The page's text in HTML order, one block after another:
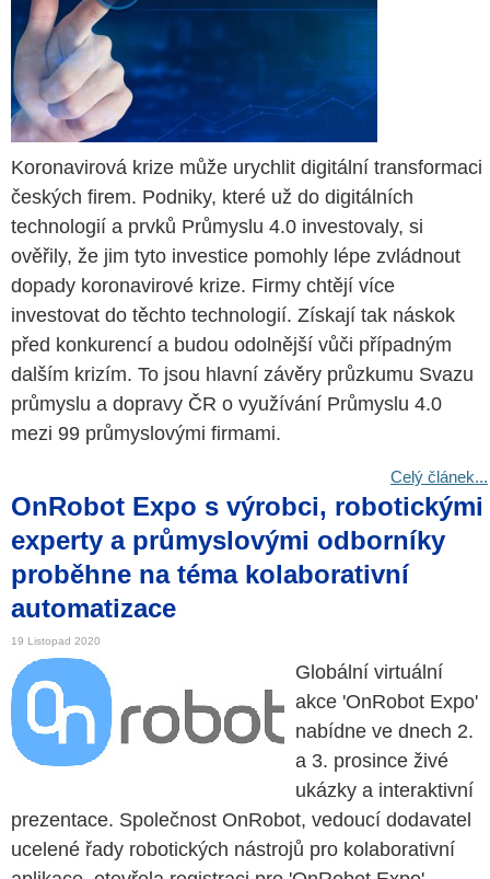
Koronavirová krize může urychlit digitální transformaci
českých firem. Podniky, které už do digitálních
technologií a prvků Průmyslu 4.0 investovaly, si
ověřily, že jim tyto investice pomohly lépe zvládnout
dopady koronavirové krize. Firmy chtějí více
investovat do těchto technologií. Získají tak náskok
před konkurencí a budou odolnější vůči případným
dalším krizím. To jsou hlavní závěry průzkumu Svazu
průmyslu a dopravy ČR o využívání Průmyslu 4.0
mezi 99 průmyslovými firmami.
Celý článek...
OnRobot Expo s výrobci, robotickými
experty a průmyslovými odborníky
proběhne na téma kolaborativní
automatizace
19 Listopad 2020
Globální virtuální
akce 'OnRobot Expo'
nabídne ve dnech 2.
a 3. prosince živé
ukázky a interaktivní
prezentace. Společnost OnRobot, vedoucí dodavatel
ucelené řady robotických nástrojů pro kolaborativní